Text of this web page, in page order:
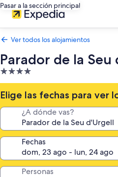
Pasar a la sección principal
Ver todos los alojamientos
Parador de la Seu
Alojamiento
de
4.0 estrellas
Elige las fechas para ver
¿A dónde vas?
Fechas
Personas